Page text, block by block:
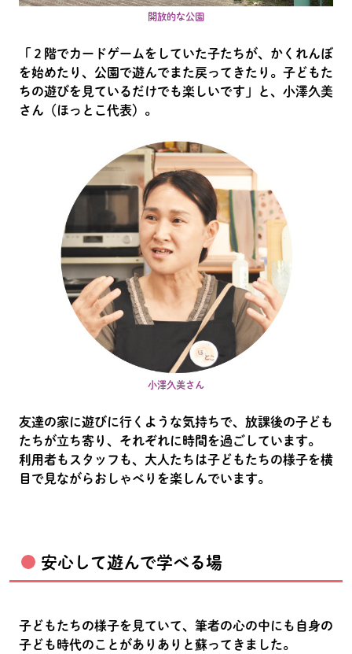
開放的な公園
「２階でカードゲームをしていた子たちが、かくれんぼ
を始めたり、公園で遊んでまた戻ってきたり。子どもた
ちの遊びを見ているだけでも楽しいです」と、小澤久美
さん（ほっとこ代表）。
小澤久美さん
友達の家に遊びに行くような気持ちで、放課後の子ども
たちが立ち寄り、それぞれに時間を過ごしています。
利用者もスタッフも、大人たちは子どもたちの様子を横
目で見ながらおしゃべりを楽しんでいます。
安心して遊んで学べる場
子どもたちの様子を見ていて、筆者の心の中にも自身の
子ども時代のことがありありと蘇ってきました。